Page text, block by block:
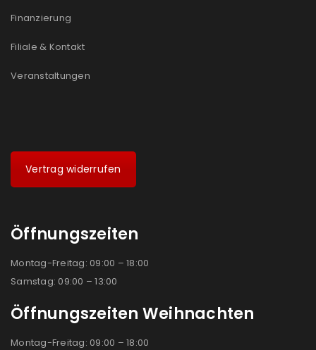
Finanzierung
Filiale & Kontakt
Veranstaltungen
Vertrag widerrufen
Öffnungszeiten
Montag-Freitag: 09:00 – 18:00
Samstag: 09:00 – 13:00
Öffnungszeiten Weihnachten
Montag-Freitag: 09:00 – 18:00